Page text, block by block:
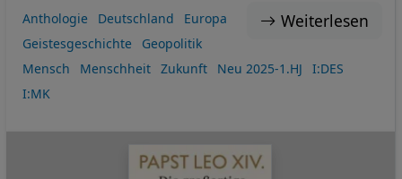
Weiterlesen
Anthologie Deutschland
Europa
Geistesgeschichte
Geopolitik
Mensch
Menschheit Zukunft Neu 2025-1.HJ
I:DES
I:MK